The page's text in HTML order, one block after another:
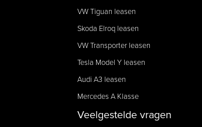
VW Tiguan leasen
Skoda Elroq leasen
VW Transporter leasen
Tesla Model Y leasen
Audi A3 leasen
Mercedes A Klasse
Veelgestelde vragen